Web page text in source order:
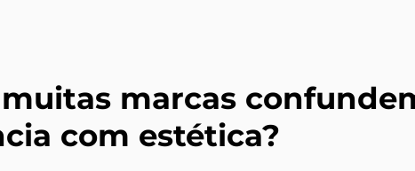
marcas
com estética?